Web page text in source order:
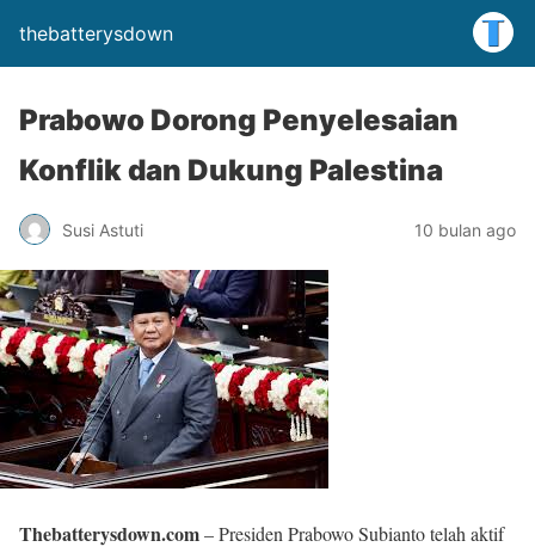
thebatterysdown
Prabowo Dorong Penyelesaian
Konflik dan Dukung Palestina
Susi Astuti 10 bulan ago
Thebatterysdown.com– Presiden Prabowo Subianto telah aktif